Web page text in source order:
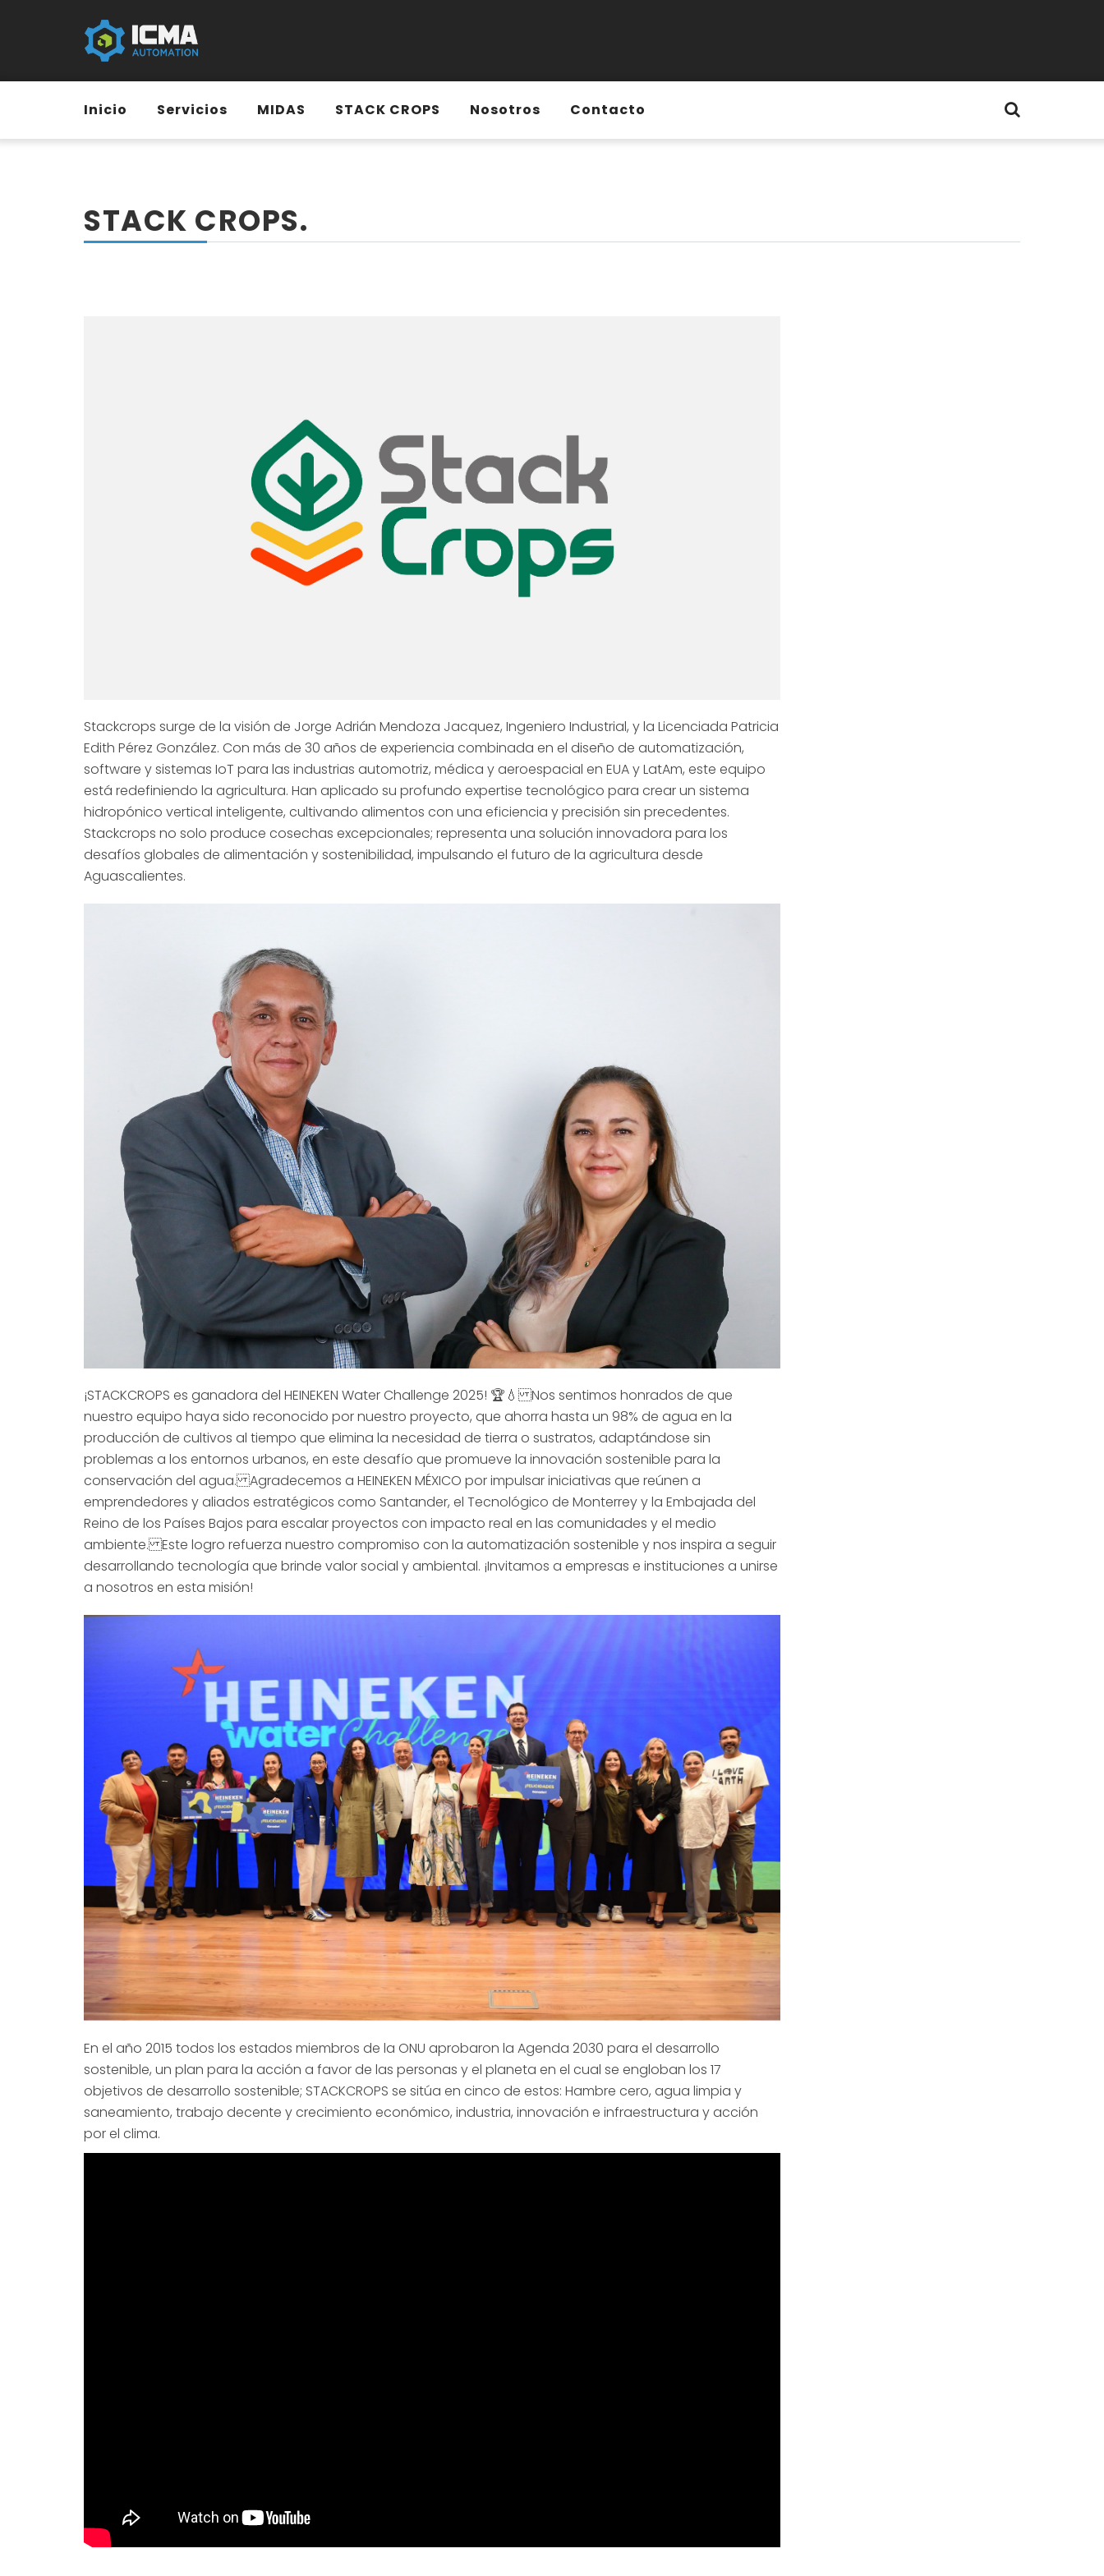
Inicio Servicios MIDAS STACK CROPS Nosotros Contacto
STACK CROPS.
Stackcrops surge de la visión de Jorge Adrián Mendoza Jacquez, Ingeniero Industrial, y la Licenciada Patricia
Edith Pérez González. Con más de 30 años de experiencia combinada en el diseño de automatización,
software y sistemas IoT para las industrias automotriz, médica y aeroespacial en EUA y LatAm, este equipo
está redefiniendo la agricultura. Han aplicado su profundo expertise tecnológico para crear un sistema
hidropónico vertical inteligente, cultivando alimentos con una eficiencia y precisión sin precedentes.
Stackcrops no solo produce cosechas excepcionales; representa una solución innovadora para los
desafíos globales de alimentación y sostenibilidad, impulsando el futuro de la agricultura desde
Aguascalientes.
¡STACKCROPS es ganadora del HEINEKEN Water Challenge 2025! 🏆💧 Nos sentimos honrados de que
nuestro equipo haya sido reconocido por nuestro proyecto, que ahorra hasta un 98% de agua en la
producción de cultivos al tiempo que elimina la necesidad de tierra o sustratos, adaptándose sin
problemas a los entornos urbanos, en este desafío que promueve la innovación sostenible para la
conservación del agua. Agradecemos a HEINEKEN MÉXICO por impulsar iniciativas que reúnen a
emprendedores y aliados estratégicos como Santander, el Tecnológico de Monterrey y la Embajada del
Reino de los Países Bajos para escalar proyectos con impacto real en las comunidades y el medio
ambiente. Este logro refuerza nuestro compromiso con la automatización sostenible y nos inspira a seguir
desarrollando tecnología que brinde valor social y ambiental. ¡Invitamos a empresas e instituciones a unirse
a nosotros en esta misión!
En el año 2015 todos los estados miembros de la ONU aprobaron la Agenda 2030 para el desarrollo
sostenible, un plan para la acción a favor de las personas y el planeta en el cual se engloban los 17
objetivos de desarrollo sostenible; STACKCROPS se sitúa en cinco de estos: Hambre cero, agua limpia y
saneamiento, trabajo decente y crecimiento económico, industria, innovación e infraestructura y acción
por el clima.